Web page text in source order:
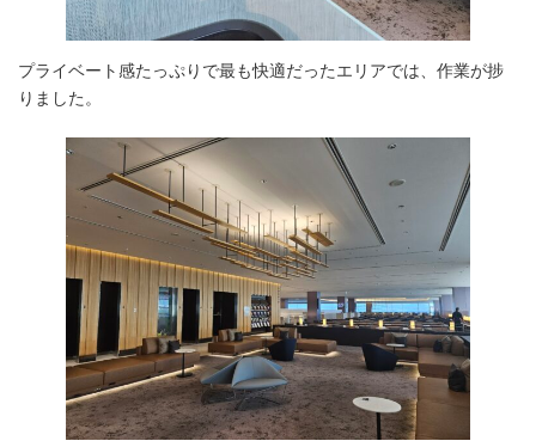
プライベート感たっぷりで最も快適だったエリアでは、作業が捗
りました。